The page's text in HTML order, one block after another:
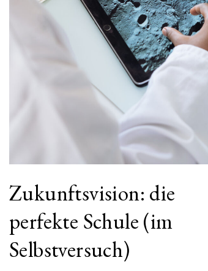
Zukunftsvision: die
perfekte Schule (im
Selbstversuch)